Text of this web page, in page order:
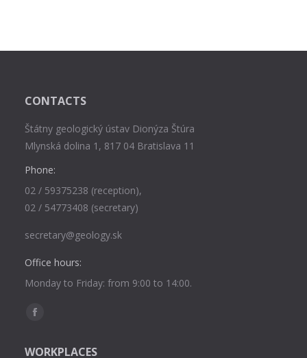
CONTACTS
Štátny geologický ústav Dionýza Štúra
Mlynská dolina 1, 817 04 Bratislava 11
Phone:
02 / 59375238 (reception),
02 / 54773408 (secretary)
secretary@geology.sk
Office hours:
Monday to Friday: from 9:00 to 14:00.
Find us on:
Facebook
WORKPLACES